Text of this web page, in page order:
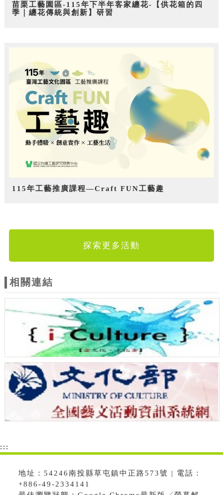
苗栗工藝園區-115年下半年客家纏花-【供花箱的四
季｜纏花傳統與創新】研習
115年工藝推廣課程—Craft FUN工藝趣
探索更多活動
相關連結
:::
地址：54246南投縣草屯鎮中正路573號 | 電話：
+886-49-2334141